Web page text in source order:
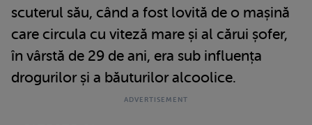
scuterul său, când a fost lovită de o mașină
care circula cu viteză mare și al cărui șofer,
în vârstă de 29 de ani, era sub influența
drogurilor și a băuturilor alcoolice.